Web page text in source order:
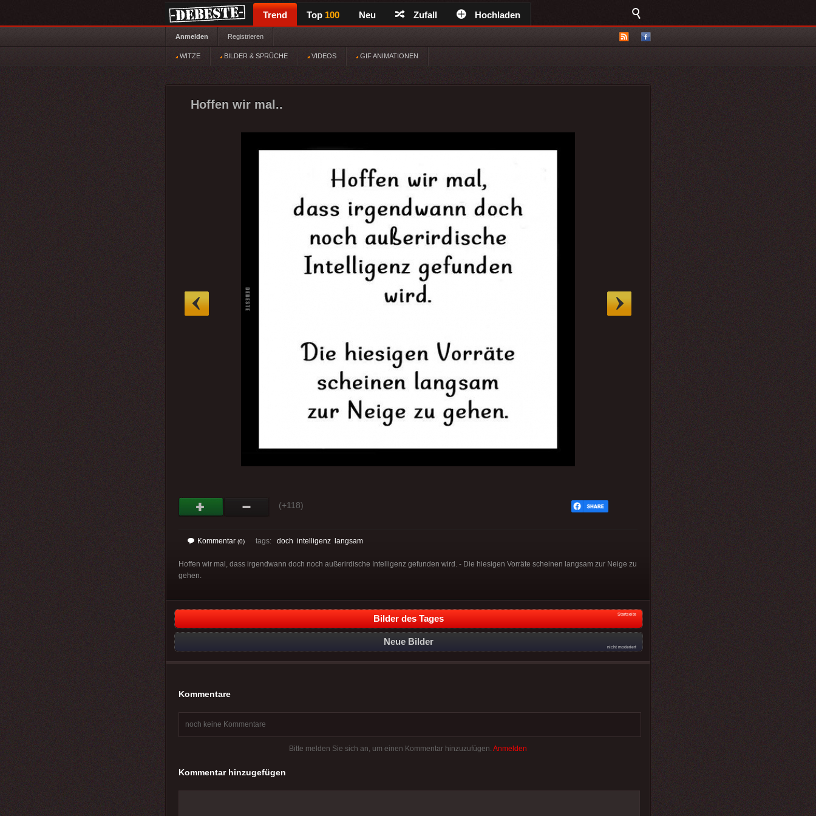
Trend Top 100 Neu Zufall Hochladen
Anmelden Registrieren
WITZE BILDER & SPRÜCHE VIDEOS GIF ANIMATIONEN
Hoffen wir mal..
(+118)
Kommentar (0) tags: doch intelligenz langsam
Hoffen wir mal, dass irgendwann doch noch außerirdische Intelligenz gefunden wird. - Die hiesigen Vorräte scheinen langsam zur Neige zu
gehen.
Bilder des Tages Startseite
Neue Bilder
nicht moderiert
Kommentare
noch keine Kommentare
Bitte melden Sie sich an, um einen Kommentar hinzuzufügen. Anmelden
Kommentar hinzugefügen